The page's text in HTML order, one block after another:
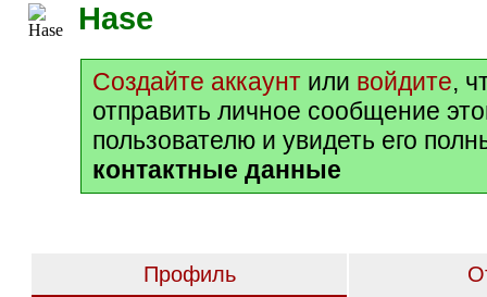
Hase
Создайте аккаунт или войдите,
отправить личное сообщение
пользователю и увидеть его
контактные данные
Профиль